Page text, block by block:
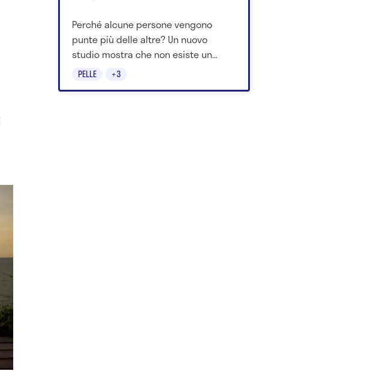
PELLE +3
Perché alcune persone vengono
punte più delle altre? Un nuovo
studio mostra che non esiste un
"magnete universale" per le zanzare: